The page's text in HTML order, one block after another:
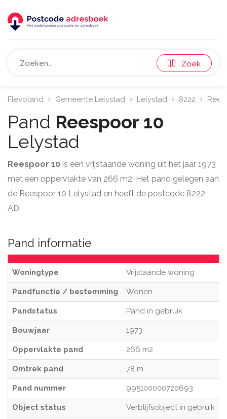
Zoek
Flevoland Gemeente Lelystad Lelystad 8222
Pand Reespoor 10
Lelystad
Reespoor 10 is een vrijstaande woning uit het jaar 1973
met een oppervlakte van 266 m2. Het pand gelegen aan
de Reespoor 10 Lelystad en heeft de postcode 8222
AD.
Pand informatie
Woningtype Vrijstaande woning
Pandfunctie / bestemming Wonen
Pandstatus Pand in gebruik
Bouwjaar 1973
Oppervlakte pand 266 m2
Omtrek pand 78 m
Pand nummer 995100000720693
Object status Verblijfsobject in gebruik